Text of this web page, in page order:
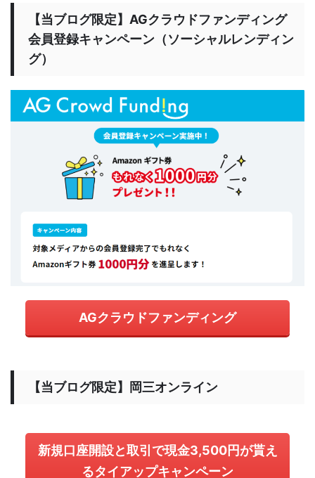
【当ブログ限定】AGクラウドファンディング
会員登録キャンペーン（ソーシャルレンディン
グ）
AGクラウドファンディング
【当ブログ限定】岡三オンライン
新規口座開設と取引で現金3,500円が貰え
るタイアップキャンペーン